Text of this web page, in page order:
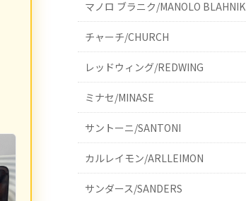
マノロ ブラニク/MANOLO BLAHNIK
チャーチ/CHURCH
レッドウィング/REDWING
ミナセ/MINASE
サントーニ/SANTONI
カルレイモン/ARLLEIMON
サンダース/SANDERS